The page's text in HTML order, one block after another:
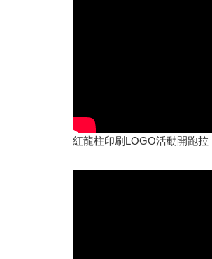
紅龍柱印刷LOGO活動開跑拉